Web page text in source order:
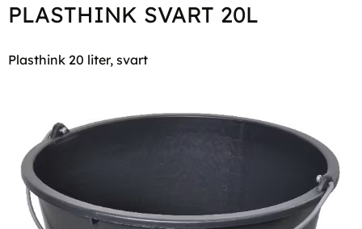
PLASTHINK SVART 20L
Plasthink 20 liter, svart